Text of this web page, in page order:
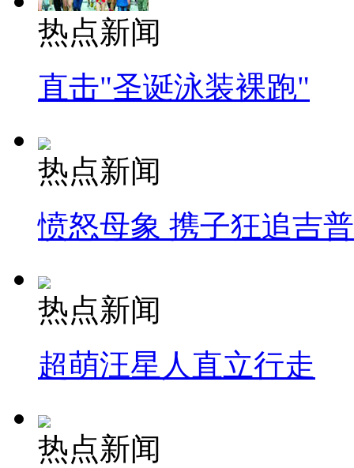
热点新闻
直击"圣诞泳装裸跑"
热点新闻
愤怒母象 携子狂追吉
热点新闻
超萌汪星人直立行走
热点新闻